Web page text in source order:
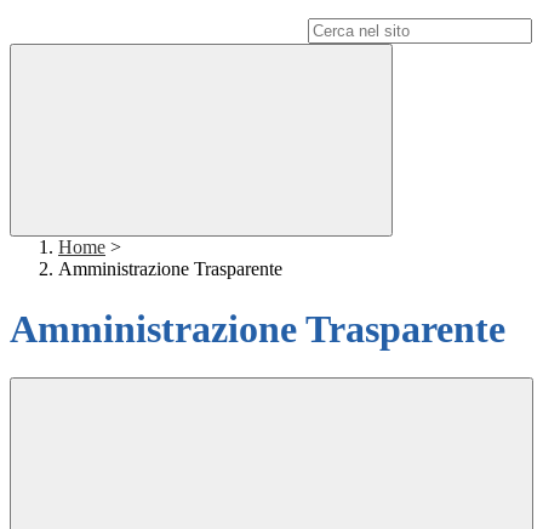
Home >
Amministrazione Trasparente
Amministrazione Trasparente